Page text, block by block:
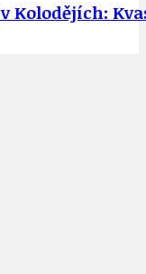
Kolodějích: